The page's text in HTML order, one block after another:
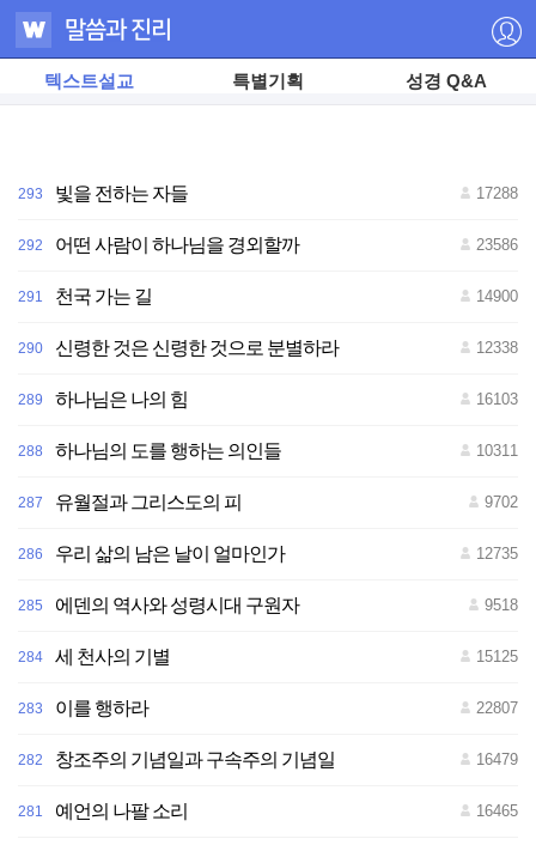
텍스트설교 특별기획 성경 Q&A
작
ⓒ
님
회
전
재
금
지
293 빛을 전하는 자들 17288
292 어떤 사람이 하나님을 경외할까 23586
291 천국 가는 길 14900
290 신령한 것은 신령한 것으로 분별하라 12338
289 하나님은 나의 힘 16103
288 하나님의 도를 행하는 의인들 10311
287 유월절과 그리스도의 피 9702
286 우리 삶의 남은 날이 얼마인가 12735
285 에덴의 역사와 성령시대 구원자 9518
284 세 천사의 기별 15125
283 이를 행하라 22807
282 창조주의 기념일과 구속주의 기념일 16479
281 예언의 나팔 소리 16465